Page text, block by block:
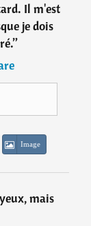
Il m'est
je dois
”
Image
mais